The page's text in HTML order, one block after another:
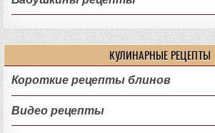
КУЛИНАРНЫЕ РЕЦЕПТЫ
Короткие рецепты блинов
Видео рецепты